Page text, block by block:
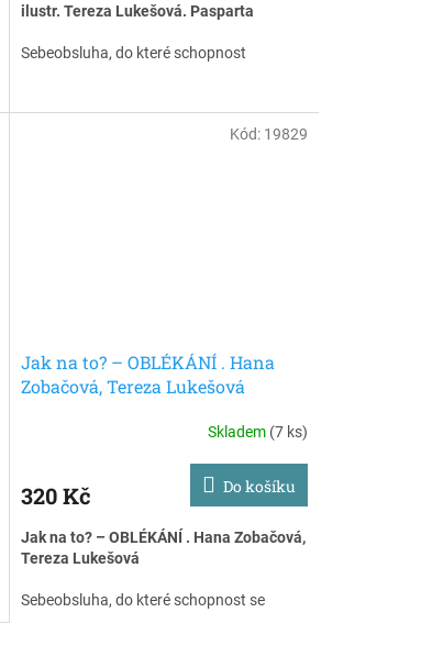
ilustr. Tereza Lukešová. Pasparta
Sebeobsluha, do které schopnost
věku. A většinou jsou to právě děti samy,
které nás, dospělé, ponoukají k tomu,
Jak na to? – OBLÉKÁNÍ . Hana
Zobačová, Tereza Lukešová
Skladem (7 ks)
320 Kč Do košíku
Jak na to? – OBLÉKÁNÍ . Hana Zobačová,
Tereza Lukešová
Sebeobsluha, do které schopnost se
Kód: 19829